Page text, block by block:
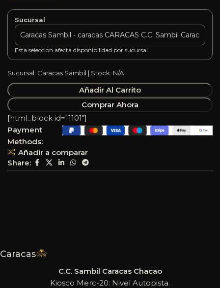
Sucursal
Esta seleccion afecta disponibilidad por sucursal.
Sucursal: Caracas Sambil | Stock: N/A
Añadir Al Carrito
Comprar Ahora
Añadir a comparar
Share:
[html_block id="1101"]
Payment
Methods:
Caracas
C.C. Sambil Caracas Chacao
Kiosco Merc-20: Nivel Autopista.